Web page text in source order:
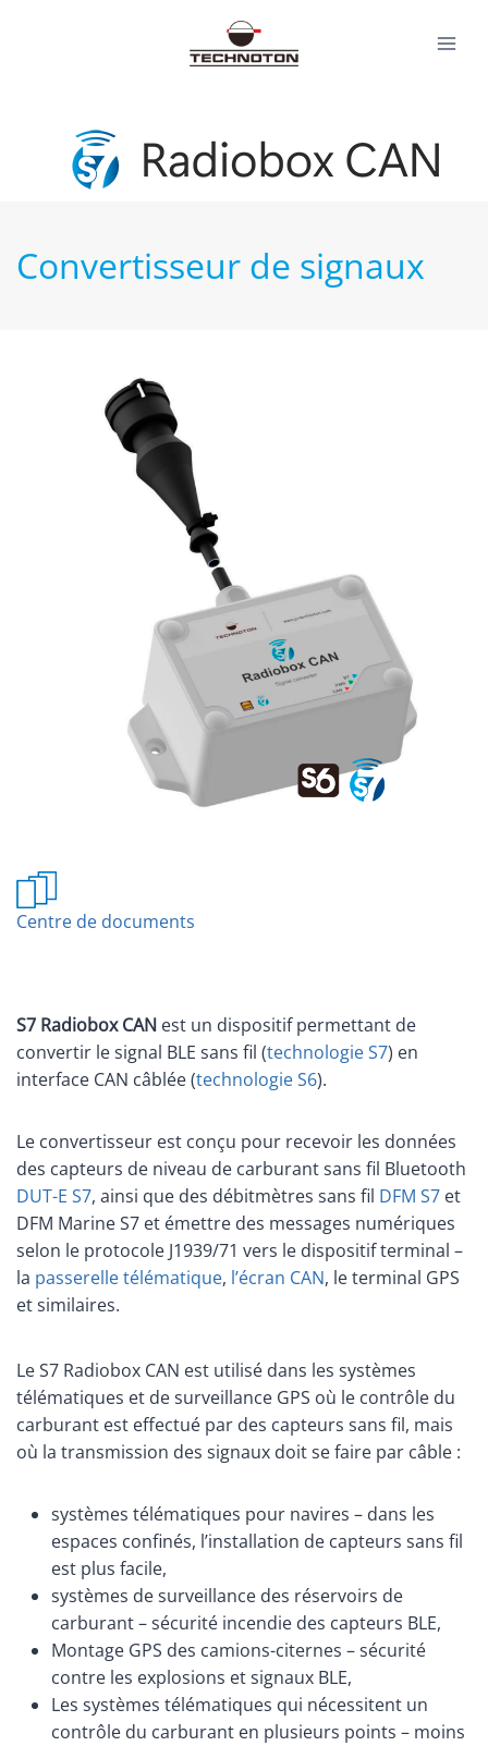
Convertisseur de signaux
Centre de documents
S7 Radiobox CAN est un dispositif permettant de
convertir le signal BLE sans fil (technologie S7) en
interface CAN câblée (technologie S6).
Le convertisseur est conçu pour recevoir les données
des capteurs de niveau de carburant sans fil Bluetooth
DUT-E S7, ainsi que des débitmètres sans fil DFM S7 et
DFM Marine S7 et émettre des messages numériques
selon le protocole J1939/71 vers le dispositif terminal –
la passerelle télématique, l’écran CAN, le terminal GPS
et similaires.
Le S7 Radiobox CAN est utilisé dans les systèmes
télématiques et de surveillance GPS où le contrôle du
carburant est effectué par des capteurs sans fil, mais
où la transmission des signaux doit se faire par câble :
systèmes télématiques pour navires – dans les
espaces confinés, l’installation de capteurs sans fil
est plus facile,
systèmes de surveillance des réservoirs de
carburant – sécurité incendie des capteurs BLE,
Montage GPS des camions-citernes – sécurité
contre les explosions et signaux BLE,
Les systèmes télématiques qui nécessitent un
contrôle du carburant en plusieurs points – moins